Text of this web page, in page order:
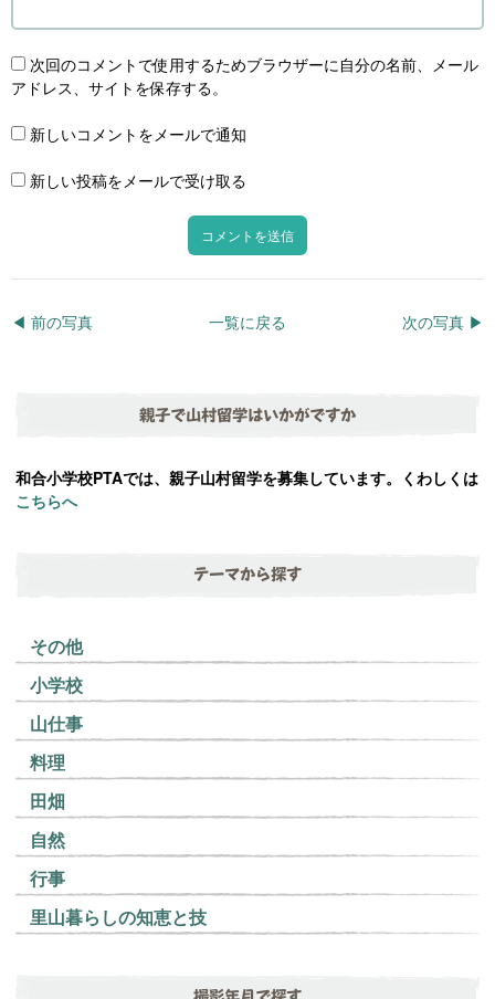
次回のコメントで使用するためブラウザーに自分の名前、メール
アドレス、サイトを保存する。
新しいコメントをメールで通知
新しい投稿をメールで受け取る
◀︎ 前の写真 次の写真 ▶︎
一覧に戻る
親子で山村留学はいかがですか
和合小学校PTAでは、親子山村留学を募集しています。くわしくは
こちらへ
テーマから探す
その他
小学校
山仕事
料理
田畑
自然
行事
里山暮らしの知恵と技